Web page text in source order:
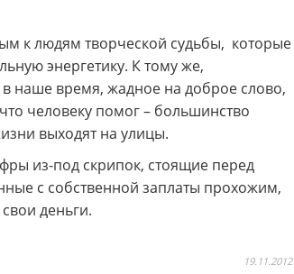
к людям творческой судьбы, которые
энергетику. К тому же,
наше время, жадное на доброе слово,
человеку помог – большинство
выходят на улицы.
из-под скрипок, стоящие перед
с собственной заплаты прохожим,
деньги.
19.11.2012